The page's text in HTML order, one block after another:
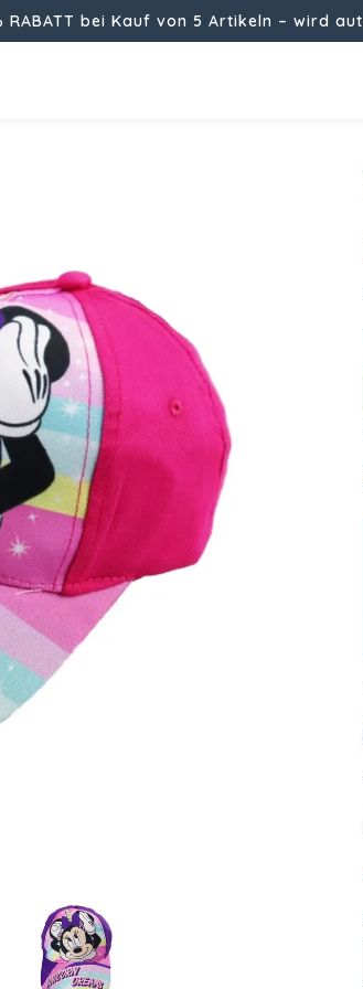
RABATT bei Kauf von 5 Artikeln – wird